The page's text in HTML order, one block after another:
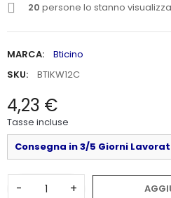
20 persone lo stanno
MARCA:
Bticino
SKU:
BTIKW12C
4,23 €
Tasse incluse
Consegna in 3/5 Giorni
- +